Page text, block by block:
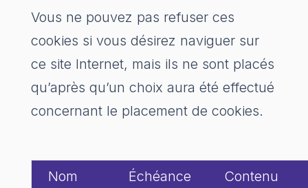
Vous ne pouvez pas refuser ces
cookies si vous désirez naviguer sur
ce site Internet, mais ils ne sont placés
qu’après qu’un choix aura été effectué
concernant le placement de cookies.
Nom Échéance
Contenu